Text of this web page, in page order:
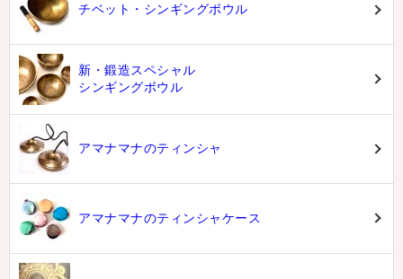
チベット・シンギングボウル
新・鍛造スペシャル
シンギングボウル
アマナマナのティンシャ
アマナマナのティンシャケース